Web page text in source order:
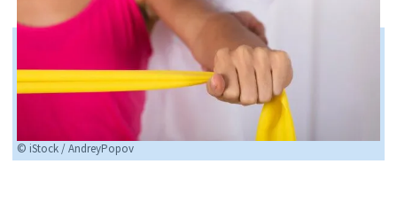
© iStock / AndreyPopov